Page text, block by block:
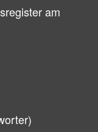
am